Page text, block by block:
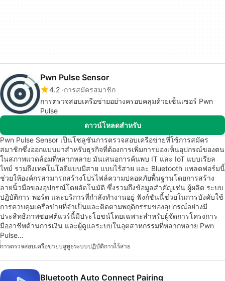
Pwn Pulse Sensor
4.2 การสมัครสมาชิก
การตรวจสอบเครือข่ายอย่างครอบคลุมด้วยเซ็นเซอร์ Pwn
Pulse
ดาวน์โหลดสำหรับ
Pwn Pulse Sensor เป็นโซลูชันการตรวจสอบเครือข่ายที่ใช้การสมัคร
สมาชิกซึ่งออกแบบมาสำหรับธุรกิจที่ต้องการเพิ่มการมองเห็นอุปกรณ์ของตน
ในสภาพแวดล้อมที่หลากหลาย มันเสนอการค้นพบ IT และ IoT แบบเรียล
ไทม์ รวมถึงเทคโนโลยีแบบมีสาย แบบไร้สาย และ Bluetooth แพลตฟอร์มนี้
ช่วยให้องค์กรสามารถสร้างโปรไฟล์ความปลอดภัยพื้นฐานโดยการสร้าง
ลายนิ้วมือของอุปกรณ์โดยอัตโนมัติ ซึ่งรวมถึงข้อมูลสำคัญเช่น ผู้ผลิต ระบบ
ปฏิบัติการ พอร์ต และบริการที่กำลังทำงานอยู่ ฟังก์ชันนี้ช่วยในการบังคับใช้
การควบคุมเครือข่ายที่จำเป็นและติดตามพฤติกรรมของอุปกรณ์อย่างมี
ประสิทธิภาพซอฟต์แวร์นี้มีประโยชน์โดยเฉพาะสำหรับผู้จัดการโครงการ
มืออาชีพด้านการเงิน และผู้ดูแลระบบในอุตสาหกรรมที่หลากหลาย Pwn
Pulse…
การตรวจสอบเครือข่ายบลูทูธระบบปฏิบัติการไร้สาย
Bluetooth Auto Connect Pairing